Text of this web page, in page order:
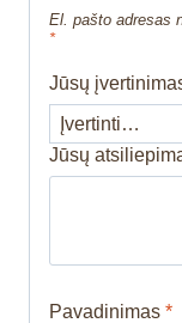
El. pašto adresas
*
Jūsų
Jūsų
Pavadinimas *